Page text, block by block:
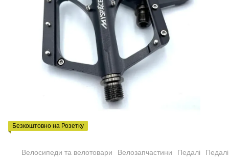
Безкоштовно на Розетку
Велосипеди та велотовари Велозапчастини Педалі